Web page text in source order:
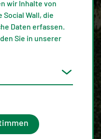
wir Inhalte von
Wall, die
Daten erfassen.
Sie in unserer